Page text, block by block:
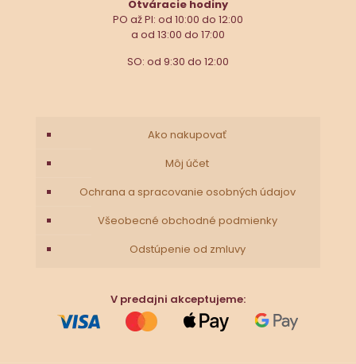
Otváracie hodiny
PO až PI: od 10:00 do 12:00
a od 13:00 do 17:00
SO: od 9:30 do 12:00
Ako nakupovať
Môj účet
Ochrana a spracovanie osobných údajov
Všeobecné obchodné podmienky
Odstúpenie od zmluvy
V predajni akceptujeme: